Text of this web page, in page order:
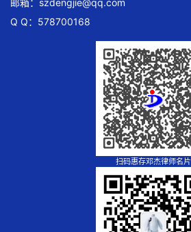
Q Q：578700168
扫码惠存邓杰律师名片